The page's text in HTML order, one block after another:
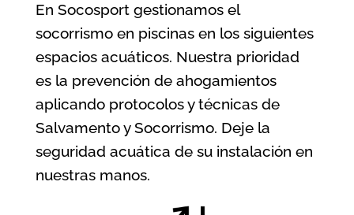
En Socosport gestionamos el
socorrismo en piscinas en los siguientes
espacios acuáticos. Nuestra prioridad
es la prevención de ahogamientos
aplicando protocolos y técnicas de
Salvamento y Socorrismo. Deje la
seguridad acuática de su instalación en
nuestras manos.